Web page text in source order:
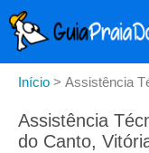
Início > Assistência
Assistência
do Canto,